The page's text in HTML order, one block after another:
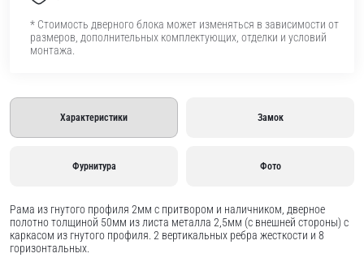
* Стоимость дверного блока может изменяться в зависимости от
размеров, дополнительных комплектующих, отделки и условий
монтажа.
Характеристики Замок
Фурнитура Фото
Рама из гнутого профиля 2мм с притвором и наличником, дверное
полотно толщиной 50мм из листа металла 2,5мм (с внешней стороны) c
каркасом из гнутого профиля. 2 вертикальных ребра жесткости и 8
горизонтальных.